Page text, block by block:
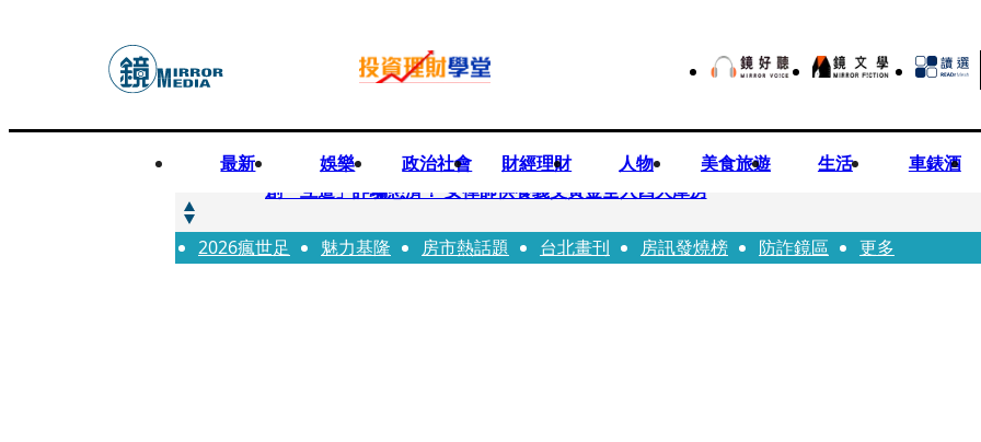
最新 娛樂 政治社會 財經理財 人物 美食旅遊 生活 車錶酒
快訊
創「互道」詐騙慈濟！ 女律師供養義父黃金全入四大庫房
快訊
前時力黨魁表態「反對刪公視預算」 盼在野三思：改凍結處理受質疑項目
2026瘋世足 魅力基隆 房市熱話題 台北畫刊 房訊發燒榜 防詐鏡區 更多